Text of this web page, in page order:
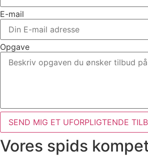
E-mail
Opgave
SEND MIG ET UFORPLIGTENDE
Vores spids